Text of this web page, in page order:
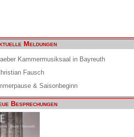
Meldungen
Kammermusiksaal in Bayreuth
Fausch
& Saisonbeginn
Besprechungen